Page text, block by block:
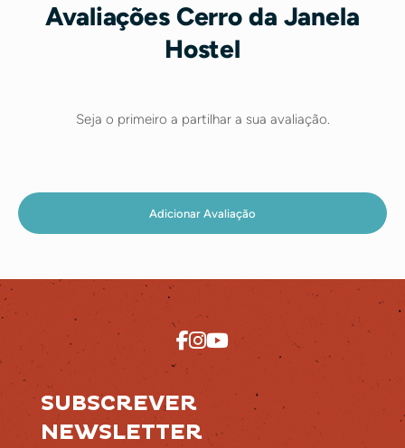
Avaliações Cerro da Janela
Hostel
Seja o primeiro a partilhar a sua avaliação.
Adicionar Avaliação
SUBSCREVER
NEWSLETTER